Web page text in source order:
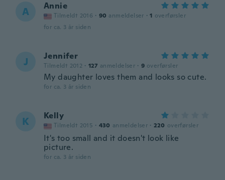
A Annie
Tilmeldt 2016 · 90 anmeldelser · 1 overførsler
for ca. 3 år siden
J Jennifer
Tilmeldt 2012 · 127 anmeldelser · 9 overførsler
My daughter loves them and looks so cute.
for ca. 3 år siden
K Kelly
Tilmeldt 2015 · 430 anmeldelser · 220 overførsler
It's too small and it doesn't look like
picture.
for ca. 3 år siden